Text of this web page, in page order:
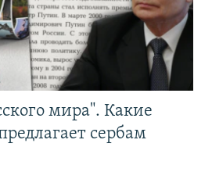
мира". Какие
сербам